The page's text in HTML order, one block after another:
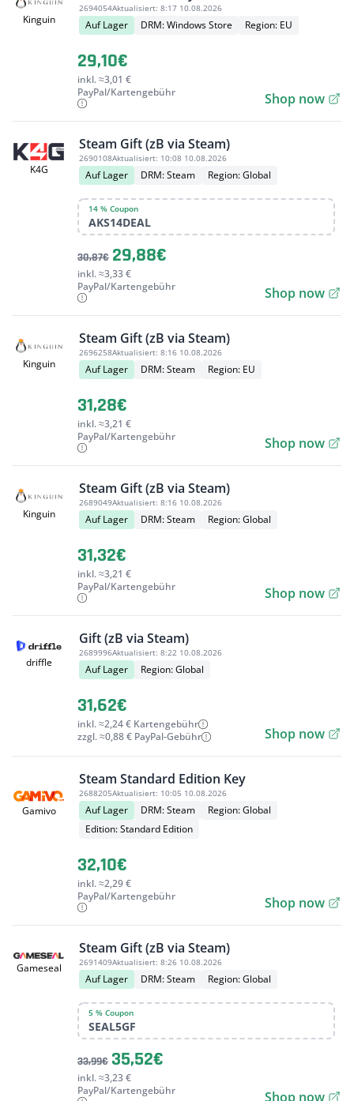
Kinguin
2694054Aktualisiert: 8:17 10.08.2026
Auf Lager DRM: Windows Store Region: EU
29,10€
inkl. ≈3,01 €
PayPal/Kartengebühr
Shop now
K4G
Steam Gift (zB via Steam)
2690108Aktualisiert: 10:08 10.08.2026
Auf Lager DRM: Steam Region: Global
14 % Coupon
AKS14DEAL
30,87€ 29,88€
inkl. ≈3,33 €
PayPal/Kartengebühr
Shop now
Kinguin
Steam Gift (zB via Steam)
2696258Aktualisiert: 8:16 10.08.2026
Auf Lager DRM: Steam Region: EU
31,28€
inkl. ≈3,21 €
PayPal/Kartengebühr
Shop now
Kinguin
Steam Gift (zB via Steam)
2689049Aktualisiert: 8:16 10.08.2026
Auf Lager DRM: Steam Region: Global
31,32€
inkl. ≈3,21 €
PayPal/Kartengebühr
Shop now
driffle
Gift (zB via Steam)
2689996Aktualisiert: 8:22 10.08.2026
Auf Lager Region: Global
31,62€
inkl. ≈2,24 € Kartengebühr
zzgl. ≈0,88 € PayPal-Gebühr
Shop now
Gamivo
Steam Standard Edition Key
2688205Aktualisiert: 10:05 10.08.2026
Auf Lager DRM: Steam
Region: Global
Edition: Standard Edition
32,10€
inkl. ≈2,29 €
PayPal/Kartengebühr
Shop now
Gameseal
Steam Gift (zB via Steam)
2691409Aktualisiert: 8:26 10.08.2026
Auf Lager DRM: Steam Region: Global
5 % Coupon
SEAL5GF
33,99€ 35,52€
inkl. ≈3,23 €
PayPal/Kartengebühr
Shop now